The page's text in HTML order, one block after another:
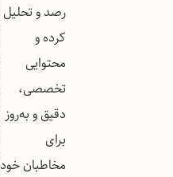
رصد و تحلیل
کرده و
محتوایی
تخصصی،
دقیق و به‌روز
برای
مخاطبان خود